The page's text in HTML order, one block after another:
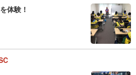
体験！